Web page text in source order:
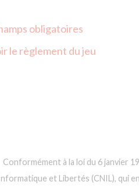
obligatoires
le règlement du jeu
Conformément à la loi du 6 janvier
et Libertés (CNIL), qui